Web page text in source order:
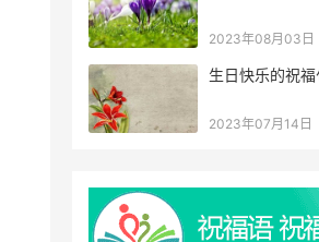
2023年08月03日
生日快乐的祝
2023年07月14日